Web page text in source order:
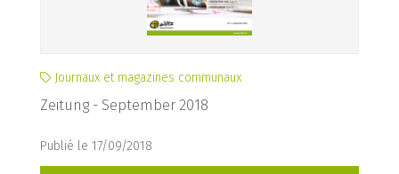
Journaux et magazines communaux
Zeitung - September 2018
Publié le 17/09/2018